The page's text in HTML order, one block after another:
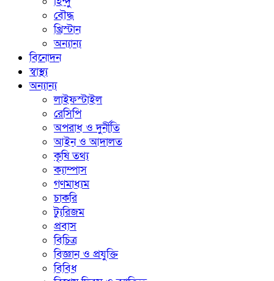
বৌদ্ধ
খ্রিস্টান
অন্যান্য
বিনোদন
স্বাস্থ্য
অন্যান্য
লাইফস্টাইল
রেসিপি
অপরাধ ও দুর্নীতি
আইন ও আদালত
কৃষি তথ্য
ক্যাম্পাস
গণমাধ্যম
চাকরি
ট্যুরিজম
প্রবাস
বিচিত্র
বিজ্ঞান ও প্রযুক্তি
বিবিধ